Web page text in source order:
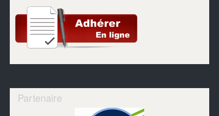
Partenaire